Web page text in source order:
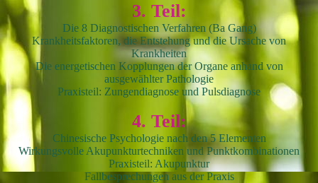
3. Teil:
Die 8 Diagnostischen Verfahren (Ba Gang)
Krankheitsfaktoren, die Entstehung und die Ursache von
Krankheiten
Die energetischen Kopplungen der Organe anhand von
ausgewählter Pathologie
Praxisteil: Zungendiagnose und Pulsdiagnose
4. Teil:
Chinesische Psychologie nach den 5 Elementen
Wirkungsvolle Akupunkturtechniken und Punktkombinationen
Praxisteil: Akupunktur
Fallbesprechungen aus der Praxis